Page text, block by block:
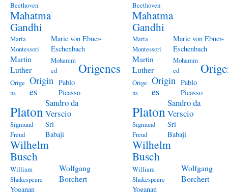
Beethoven
Mahatma
Gandhi
Maria
Montessori
Marie von Ebner-
Eschenbach
Martin
Luther
Mohamm
ed
Origenes
Orige
ns
Origin
es
Pablo
Picasso
Platon
Sandro da
Verscio
Sigmund
Freud
Sri
Babaji
Wilhelm
Busch
William
Shakespeare
Wolfgang
Borchert
Yoganan
Beethoven
Mahatma
Gandhi
Maria
Montessori
Marie von Ebner-
Eschenbach
Martin
Luther
Mohamm
ed
Orige
ns
Origin
es
Pablo
Picasso
Platon
Sandro da
Verscio
Sigmund
Freud
Sri
Babaji
Wilhelm
Busch
William
Shakespeare
Wolfgang
Borchert
Yoganan